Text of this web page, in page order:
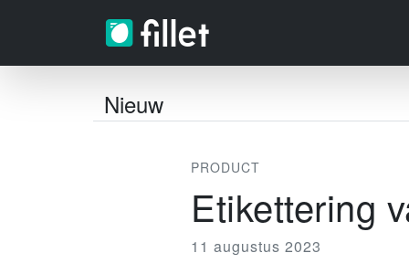
Nieuw
PRODUCT
Etikettering
11 augustus 2023